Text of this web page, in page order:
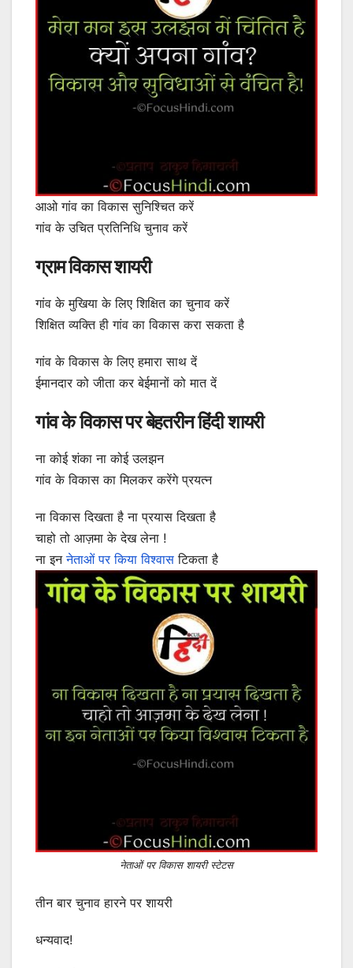
आओ गांव का विकास सुनिश्चित करें
गांव के उचित प्रतिनिधि चुनाव करें
ग्राम विकास शायरी
गांव के मुखिया के लिए शिक्षित का चुनाव करें
शिक्षित व्यक्ति ही गांव का विकास करा सकता है
गांव के विकास के लिए हमारा साथ दें
ईमानदार को जीता कर बेईमानों को मात दें
गांव के विकास पर बेहतरीन हिंदी शायरी
ना कोई शंका ना कोई उलझन
गांव के विकास का मिलकर करेंगे प्रयत्न
ना विकास दिखता है ना प्रयास दिखता है
चाहो तो आज़मा के देख लेना !
ना इननेताओं पर किया विश्वास टिकता है
नेताओं पर विकास शायरी स्टेटस
तीन बार चुनाव हारने पर शायरी
धन्यवाद!